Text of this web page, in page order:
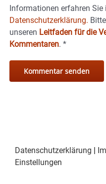
Informationen erfahren Sie
Datenschutzerklärung.
unseren Leitfaden für die
Kommentaren. *
Datenschutzerklärung |
Einstellungen